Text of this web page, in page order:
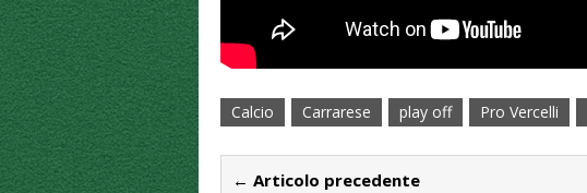
Calcio Carrarese play off Pro Vercelli
← Articolo precedente